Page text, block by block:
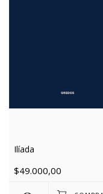
Ilíada
$49.000,00